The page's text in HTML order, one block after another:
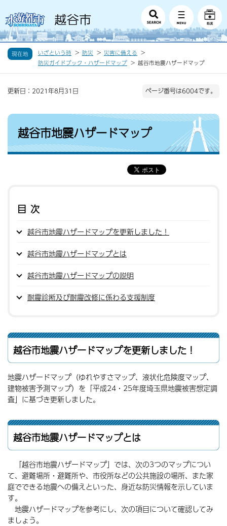
現在地 いざという時 防災
災害に備える
防災ガイドブック・ハザードマップ
越谷市地震ハザードマップ
更新日：2021年8月31日 ページ番号は6004です。
越谷市地震ハザードマップ
目次
越谷市地震ハザードマップを更新しました！
越谷市地震ハザードマップとは
越谷市地震ハザードマップの説明
耐震診断及び耐震改修に係わる支援制度
越谷市地震ハザードマップを更新しました！
地震ハザードマップ（ゆれやすさマップ、液状化危険度マップ、
建物被害予測マップ）を「平成24・25年度埼玉県地震被害想定調
査」に基づき更新しました。
越谷市地震ハザードマップとは
「越谷市地震ハザードマップ」では、次の3つのマップについ
て、避難場所・避難所や、市役所などの公共施設の場所、また家
庭でできる地震への備えといった、身近な防災情報を示していま
す。
地震ハザードマップを参考にし、次の項目について確認してみ
ましょう。